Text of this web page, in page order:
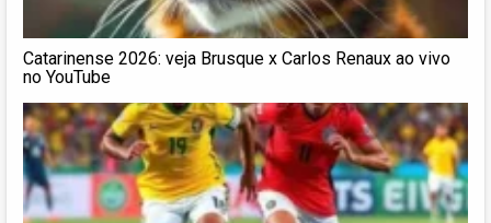
Catarinense 2026: veja Brusque x Carlos Renaux ao vivo
no YouTube